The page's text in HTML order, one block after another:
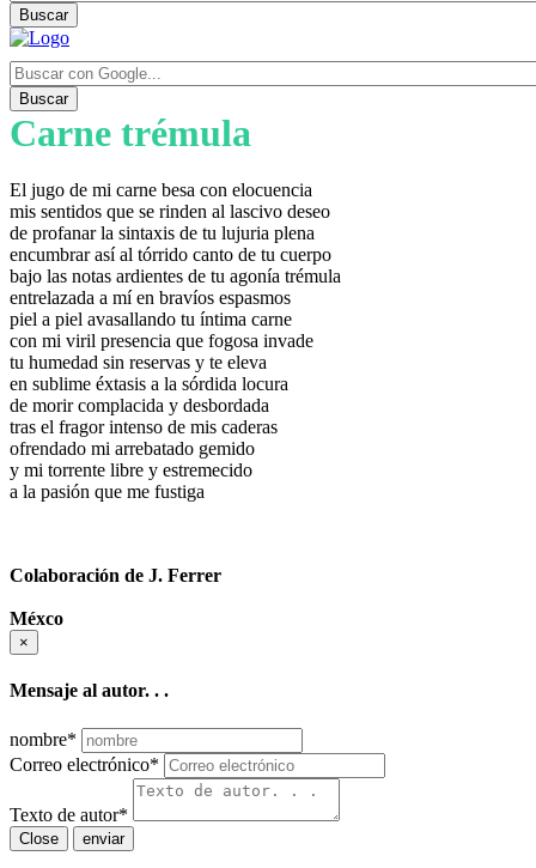
Buscar
Buscar
Carne trémula
El jugo de mi carne besa con elocuencia
mis sentidos que se rinden al lascivo deseo
de profanar la sintaxis de tu lujuria plena
encumbrar así al tórrido canto de tu cuerpo
bajo las notas ardientes de tu agonía trémula
entrelazada a mí en bravíos espasmos
piel a piel avasallando tu íntima carne
con mi viril presencia que fogosa invade
tu humedad sin reservas y te eleva
en sublime éxtasis a la sórdida locura
de morir complacida y desbordada
tras el fragor intenso de mis caderas
ofrendado mi arrebatado gemido
y mi torrente libre y estremecido
a la pasión que me fustiga
Colaboración de J. Ferrer
Méxco
×
Mensaje al autor. . .
nombre*
Correo electrónico*
Texto de autor*
Close enviar